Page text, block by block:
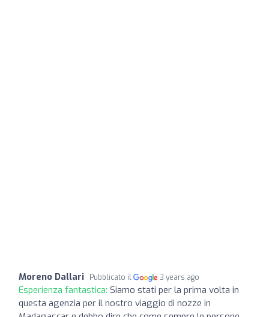
Moreno Dallari Pubblicato il 3 years ago
Esperienza fantastica: Siamo stati per la prima volta in
questa agenzia per il nostro viaggio di nozze in